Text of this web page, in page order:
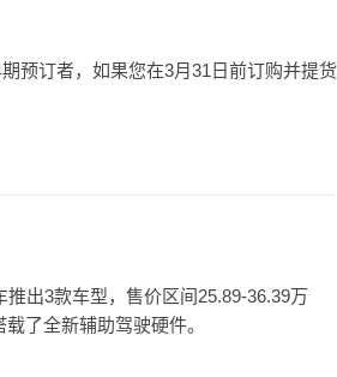
预订者，如果您在3月31日前订购并提货
出3款车型，售价区间25.89-36.39万
了全新辅助驾驶硬件。